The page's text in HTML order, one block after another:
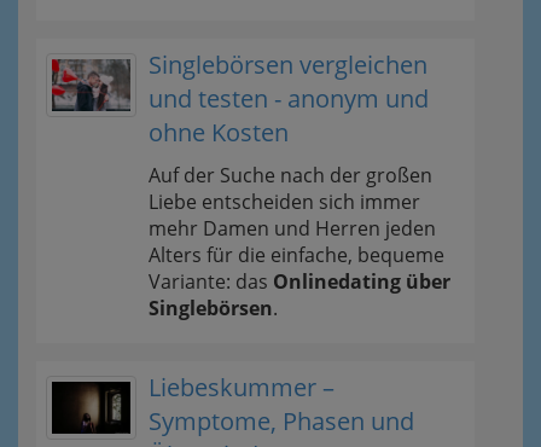
Singlebörsen vergleichen
und testen - anonym und
ohne Kosten
Auf der Suche nach der großen
Liebe entscheiden sich immer
mehr Damen und Herren jeden
Alters für die einfache, bequeme
Variante: das Onlinedating über
Singlebörsen.
Liebeskummer –
Symptome, Phasen und